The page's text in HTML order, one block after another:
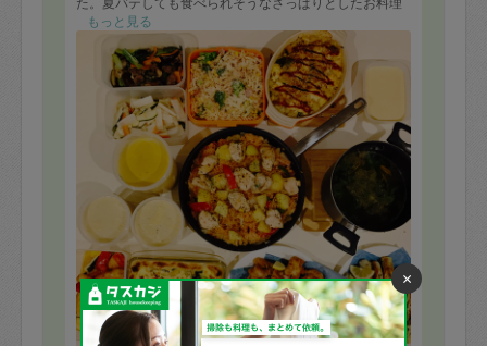
も考えて作って下さって助かります。お味もどれも上品
な味付けでお店で食べるようなお料理ばかりです。
今週も食事が楽しみです。
来週もよろしくお願いします。
【料理】
お豆腐グラタン
チキンのスイートチリ
鶏のから揚げ
ちくわの磯辺揚げ
かぼちゃと人参の豆乳スープ
じゃがいもとカリフラワーのスープ
春雨スープ
豚肉とナスの中華炒め
ズッキーニと大根のさっぱりレモン和え
ジャンバラヤ
キッシュ
冷製パスタサラダ
プリン
もっと見る
×